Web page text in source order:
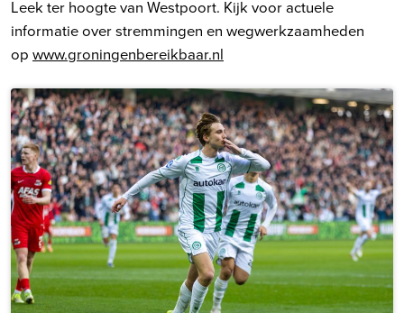
Leek ter hoogte van Westpoort. Kijk voor actuele
informatie over stremmingen en wegwerkzaamheden
op www.groningenbereikbaar.nl